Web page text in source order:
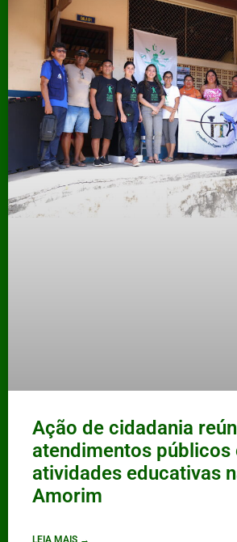
Ação de cidadania
atendimentos públicos
atividades educativas
Amorim